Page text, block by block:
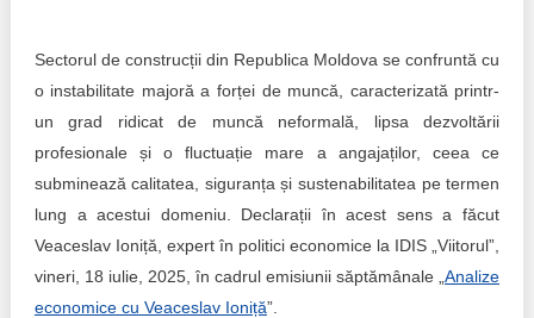
Aplică la BUNELE PRACTICI
Transparența întreprinderilor de stat
Cele mai bune și cele mai proaste politici locale din
Moldova
Democrația, independența și transparența instituțiilor
publice-cheie din Moldova
Sectorul de construcții din Republica Moldova se confruntă cu
o instabilitate majoră a forței de muncă, caracterizată printr-
un grad ridicat de muncă neformală, lipsa dezvoltării
profesionale și o fluctuație mare a angajaților, ceea ce
subminează calitatea, siguranța și sustenabilitatea pe termen
lung a acestui domeniu. Declarații în acest sens a făcut
Veaceslav Ioniță, expert în politici economice la IDIS „Viitorul”,
vineri, 18 iulie, 2025, în cadrul emisiunii săptămânale „Analize
economice cu Veaceslav Ioniță”.